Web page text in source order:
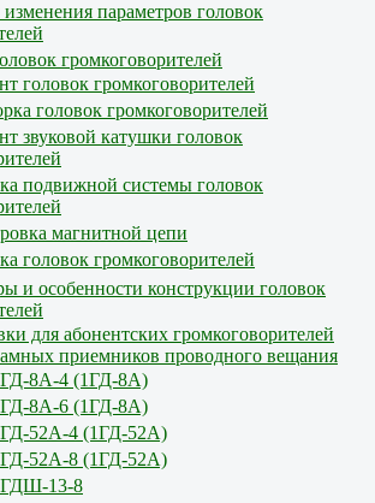
параметров головок
громкоговорителей
головок громкоговорителей
головок громкоговорителей
звуковой катушки головок
подвижной системы головок
магнитной цепи
головок громкоговорителей
и особенности конструкции головок
для абонентских громкоговорителей
приемников проводного вещания
8А-4 (1ГД-8А)
8А-6 (1ГД-8А)
52А-4 (1ГД-52А)
52А-8 (1ГД-52А)
13-8